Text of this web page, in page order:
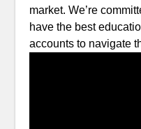
market. We’re
have the best
accounts to navigate